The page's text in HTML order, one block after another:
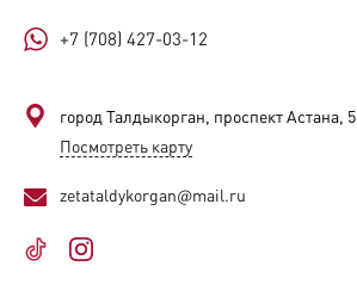
+7 (708) 427-03-12
город Талдыкорган, проспект Астана, 5
Посмотреть карту
zetataldykorgan@mail.ru